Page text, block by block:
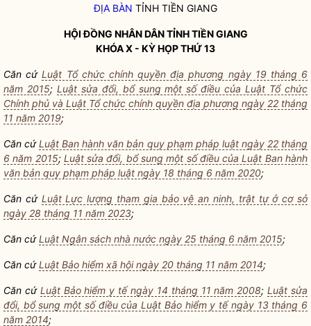
ĐỊA BÀN TỈNH TIỀN GIANG
HỘI ĐỒNG NHÂN DÂNTỈNH TIỀN GIANG
KHÓA X - KỲ HỌP THỨ 13
Căn cứLuật Tổ chức chính quyền địa phương ngày 19 tháng 6
năm 2015; Luật sửa đổi, bổ sung một số điều của Luật Tổ chức
Chính phủ và Luật Tổ chức chính quyền địa phương ngày 22 tháng
11 năm 2019;
Căn cứLuật Ban hành văn bản quy phạm pháp luật ngày 22 tháng
6 năm 2015; Luật sửa đổi, bổ sung một số điều của Luật Ban hành
văn bản quy phạm pháp luật ngày 18 tháng 6 năm 2020;
Căn cứ Luật Lực lượng tham gia bảo vệ an ninh, trật tự ở cơ sở
ngày 28 tháng 11 năm 2023;
Căn cứLuật Ngân sách nhà nước ngày 25 tháng 6 năm 2015;
Căn cứLuật Bảo hiểm xã hội ngày 20 tháng 11 năm 2014;
Căn cứ Luật Bảo hiểm y tế ngày 14 tháng 11 năm 2008;Luật sửa
đổi, bổ sung một số điều của Luật Bảo hiểm y tế ngày 13 tháng 6
năm 2014;